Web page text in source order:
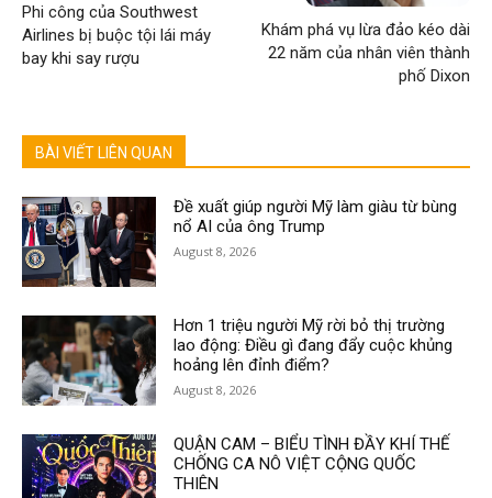
Phi công của Southwest
Airlines bị buộc tội lái máy
bay khi say rượu
Khám phá vụ lừa đảo kéo dài
22 năm của nhân viên thành
phố Dixon
BÀI VIẾT LIÊN QUAN
Đề xuất giúp người Mỹ làm giàu từ bùng
nổ AI của ông Trump
August 8, 2026
Hơn 1 triệu người Mỹ rời bỏ thị trường
lao động: Điều gì đang đẩy cuộc khủng
hoảng lên đỉnh điểm?
August 8, 2026
QUẬN CAM – BIỂU TÌNH ĐẦY KHÍ THẾ
CHỐNG CA NÔ VIỆT CỘNG QUỐC
THIÊN